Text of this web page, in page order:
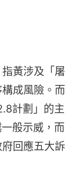
黃涉及「屠
成風險。而
計劃」的主
般示威，而
回應五大訴